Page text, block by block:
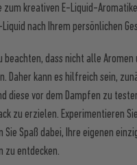
zum kreativen E-Liquid-
nach Ihrem persönlichen
beachten, dass nicht alle Aromen
Daher kann es hilfreich sein,
diese vor dem Dampfen zu
zu erzielen. Experimentieren
Sie Spaß dabei, Ihre eigenen
zu entdecken.